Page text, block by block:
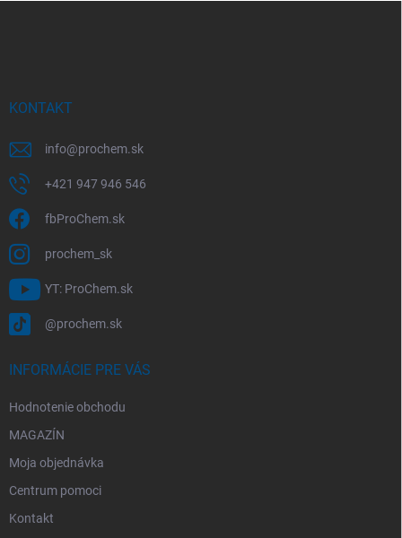
KONTAKT
info@prochem.sk
+421 947 946 546
fbProChem.sk
prochem_sk
YT: ProChem.sk
@prochem.sk
INFORMÁCIE PRE VÁS
Hodnotenie obchodu
MAGAZÍN
Moja objednávka
Centrum pomoci
Kontakt